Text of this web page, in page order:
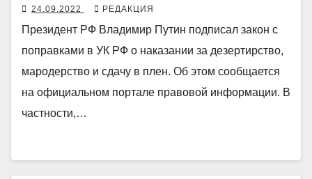
24.09.2022 РЕДАКЦИЯ
Президент РФ Владимир Путин подписал закон с
поправками в УК РФ о наказании за дезертирство,
мародерство и сдачу в плен. Об этом сообщается
на официальном портале правовой информации. В
частности,…